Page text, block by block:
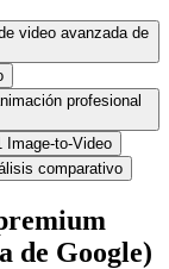
video avanzada de
profesional
Image-to-Video
comparativo
de Google)